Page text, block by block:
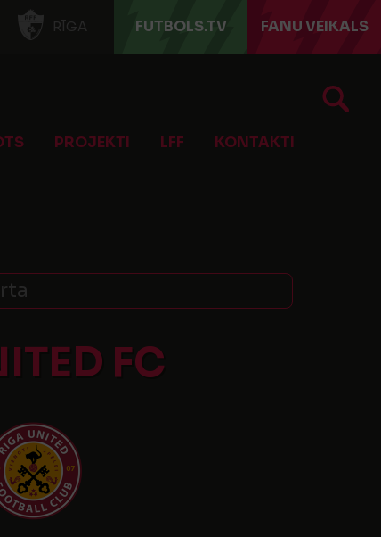
RĪGA FUTBOLS.TV FANU VEIKALS
PROJEKTI LFF KONTAKTI
FC